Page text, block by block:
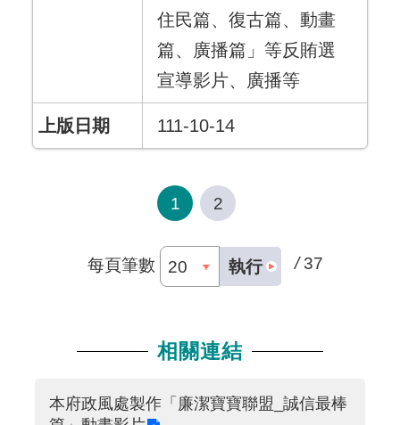
住民篇、復古篇、動畫
篇、廣播篇」等反賄選
宣導影片、廣播等
111-10-14
1 2
每頁筆數 執行 / 37
相關連結
本府政風處製作「廉潔寶寶聯盟_誠信最棒